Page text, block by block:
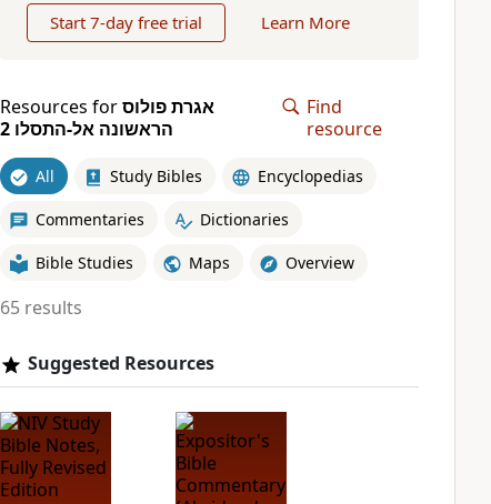
Start 7-day free trial Learn More
Resources forאגרת פולוס
הראשונה אל-התסלו 2
Find
resource
All Study Bibles Encyclopedias
Commentaries Dictionaries
Bible Studies Maps Overview
65 results
Suggested Resources